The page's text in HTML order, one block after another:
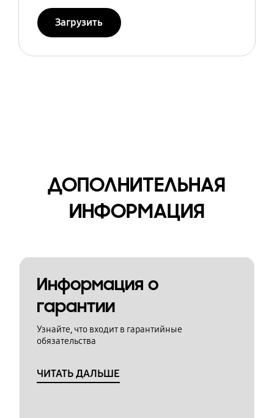
Загрузить
ДОПОЛНИТЕЛЬНАЯ
ИНФОРМАЦИЯ
Информация о
гарантии
Узнайте, что входит в гарантийные
обязательства
ЧИТАТЬ ДАЛЬШЕ